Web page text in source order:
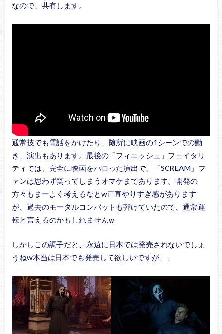
なので、共有します。
通常技でも電話をかけたり、随所に映画の1シーンでの動
き、演出もあります。最後の「フィニッシュ」フェイタリ
ティでは、完全に映画をパロった演出で、「SCREAM」フ
ァンは思わず笑ってしまうオマケまであります。開発の
方々もまーよく考えるなとw正直やりすぎ感があります
が、過去のモータルコンバットも弾けていたので、通常運
転と言えるのかもしれませんw
しかしこの調子だと、永遠に日本では発売されないでしょ
うねw本当は日本でも発売して欲しいですが、、